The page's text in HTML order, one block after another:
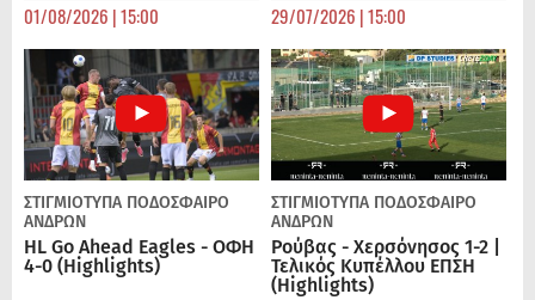
01/08/2026 | 15:00 29/07/2026 | 15:00
ΣΤΙΓΜΙΟΤΥΠΑ ΠΟΔΌΣΦΑΙΡΟ
ΑΝΔΡΏΝ
HL Go Ahead Eagles - ΟΦΗ
4-0 (Highlights)
ΣΤΙΓΜΙΟΤΥΠΑ ΠΟΔΌΣΦΑΙΡΟ
ΑΝΔΡΏΝ
Ρούβας - Χερσόνησος 1-2 |
Τελικός Κυπέλλου ΕΠΣΗ
(Highlights)